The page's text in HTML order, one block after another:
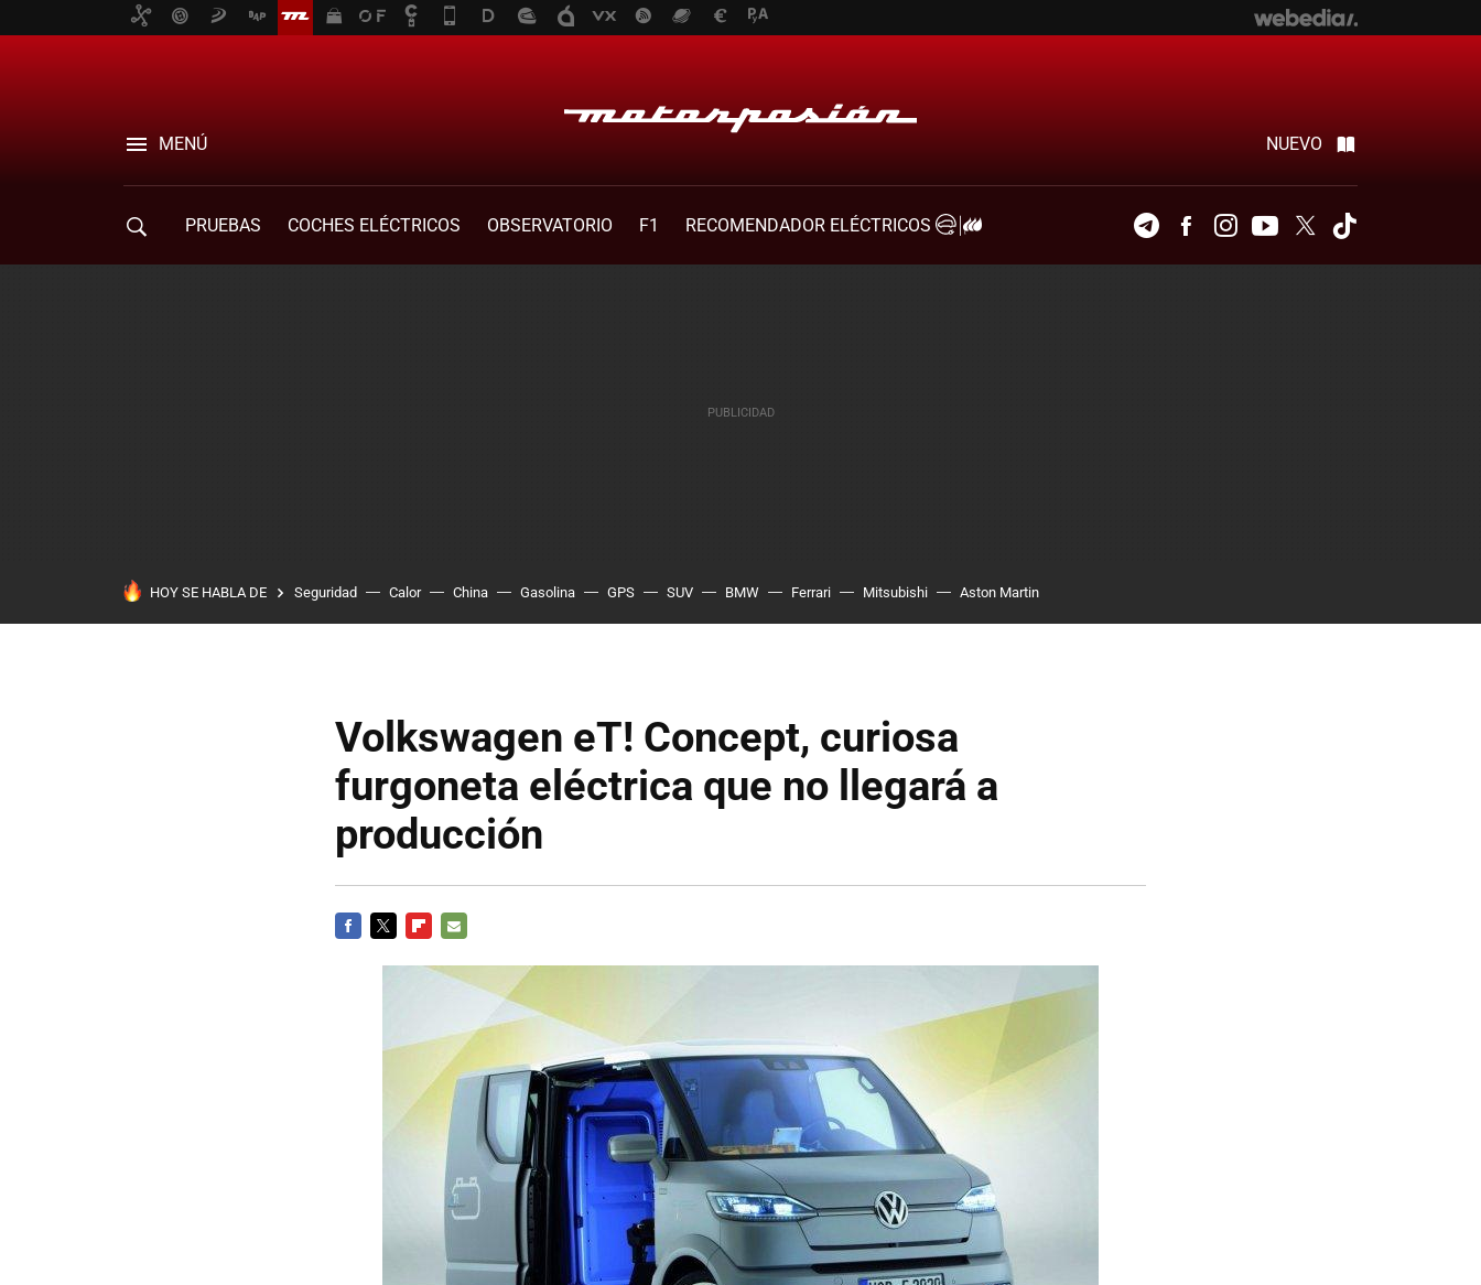
MENÚ NUEVO
PRUEBAS COCHES ELÉCTRICOS OBSERVATORIO F1
RECOMENDADOR ELÉCTRICOS
TelegramFacebookInstagramYoutubeTwitter
HOY SE HABLA DE Seguridad Calor China Gasolina GPS SUV BMW Ferrari Mitsubishi Aston Martin
Volkswagen eT! Concept, curiosa
furgoneta eléctrica que no llegará a
producción
MAIL